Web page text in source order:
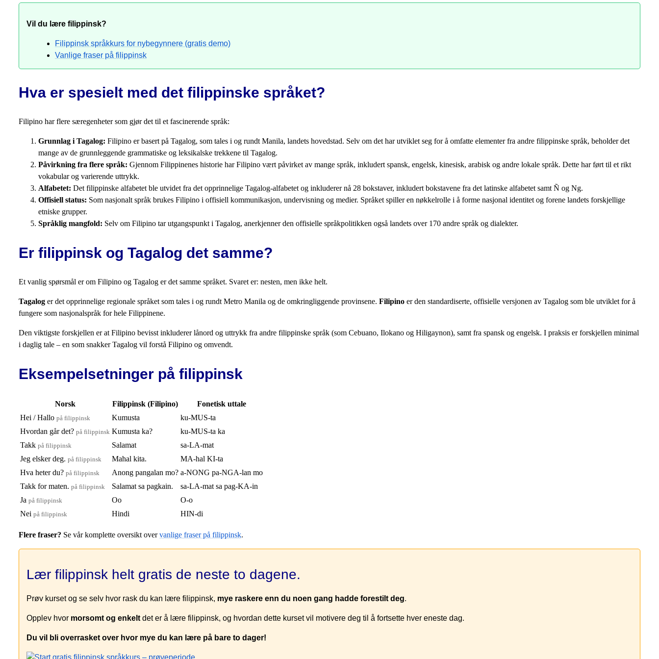
Vil du lære filippinsk?
Filippinsk språkkurs for nybegynnere (gratis demo)
Vanlige fraser på filippinsk
Hva er spesielt med det filippinske språket?
Filipino har flere særegenheter som gjør det til et fascinerende språk:
Grunnlag i Tagalog: Filipino er basert på Tagalog, som tales i og rundt Manila, landets hovedstad. Selv om det har utviklet seg for å omfatte elementer fra andre filippinske språk, beholder det
mange av de grunnleggende grammatiske og leksikalske trekkene til Tagalog.
Påvirkning fra flere språk: Gjennom Filippinenes historie har Filipino vært påvirket av mange språk, inkludert spansk, engelsk, kinesisk, arabisk og andre lokale språk. Dette har ført til et rikt
vokabular og varierende uttrykk.
Alfabetet: Det filippinske alfabetet ble utvidet fra det opprinnelige Tagalog-alfabetet og inkluderer nå 28 bokstaver, inkludert bokstavene fra det latinske alfabetet samt Ñ og Ng.
Offisiell status: Som nasjonalt språk brukes Filipino i offisiell kommunikasjon, undervisning og medier. Språket spiller en nøkkelrolle i å forme nasjonal identitet og forene landets forskjellige
etniske grupper.
Språklig mangfold: Selv om Filipino tar utgangspunkt i Tagalog, anerkjenner den offisielle språkpolitikken også landets over 170 andre språk og dialekter.
Er filippinsk og Tagalog det samme?
Et vanlig spørsmål er om Filipino og Tagalog er det samme språket. Svaret er: nesten, men ikke helt.
Tagalog er det opprinnelige regionale språket som tales i og rundt Metro Manila og de omkringliggende provinsene. Filipino er den standardiserte, offisielle versjonen av Tagalog som ble utviklet for å
fungere som nasjonalspråk for hele Filippinene.
Den viktigste forskjellen er at Filipino bevisst inkluderer lånord og uttrykk fra andre filippinske språk (som Cebuano, Ilokano og Hiligaynon), samt fra spansk og engelsk. I praksis er forskjellen minimal
i daglig tale – en som snakker Tagalog vil forstå Filipino og omvendt.
Eksempelsetninger på filippinsk
Norsk Filippinsk (Filipino)
Fonetisk uttale
Hei / Hallo på filippinsk Kumusta
ku-MUS-ta
Hvordan går det? på filippinsk Kumusta ka?
ku-MUS-ta ka
Takk på filippinsk Salamat
sa-LA-mat
Jeg elsker deg. på filippinsk Mahal kita.
MA-hal KI-ta
Hva heter du? på filippinsk Anong pangalan mo? a-NONG pa-NGA-lan mo
Takk for maten. på filippinsk Salamat sa pagkain.
sa-LA-mat sa pag-KA-in
Ja på filippinsk Oo
O-o
Nei på filippinsk Hindi HIN-di
Flere fraser? Se vår komplette oversikt overvanlige fraser på filippinsk.
Lær filippinsk helt gratis de neste to dagene.
Prøv kurset og se selv hvor rask du kan lære filippinsk, mye raskere enn du noen gang hadde forestilt deg.
Opplev hvor morsomt og enkeltdet er å lære filippinsk, og hvordan dette kurset vil motivere deg til å fortsette hver eneste dag.
Du vil bli overrasket over hvor mye du kan lære på bare to dager!